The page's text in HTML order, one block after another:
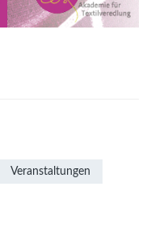
Veranstaltungen